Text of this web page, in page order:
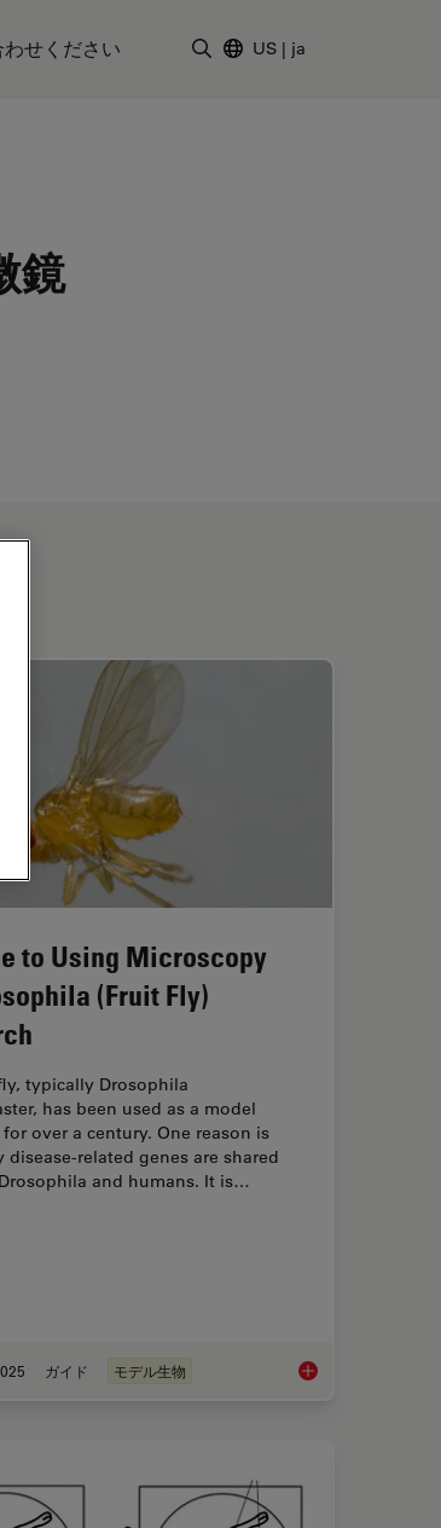
せください US | ja
鏡
Across Industries
to Using Microscopy
(Fruit Fly)
typically Drosophila
has been used as a model
over a century. One reason is
disease-related genes are shared
and humans. It is…
ガイド モデル生物 A Guide to Using